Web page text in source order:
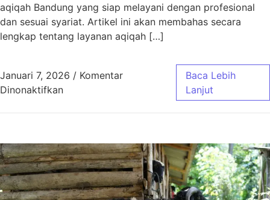
aqiqah Bandung yang siap melayani dengan profesional
dan sesuai syariat. Artikel ini akan membahas secara
lengkap tentang layanan aqiqah […]
Januari 7, 2026 / Komentar
Dinonaktifkanpada Aqiqah Bandung untuk Wilayah
Baca Lebih
Lanjut